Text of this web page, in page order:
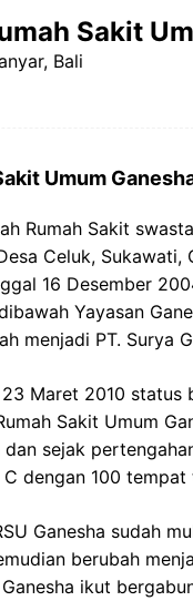
Sakit
Bali
Umum
Rumah Sakit
Celuk,
16 Desember
Yayasan
menjadi PT. Surya
Maret 2010 status
Sakit Umum
sejak
dengan 100 tempat
Ganesha sudah
berubah
ikut